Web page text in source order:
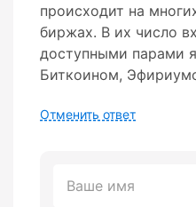
происходит на
биржах. В их число
доступными парами
Биткоином,
Отменить ответ